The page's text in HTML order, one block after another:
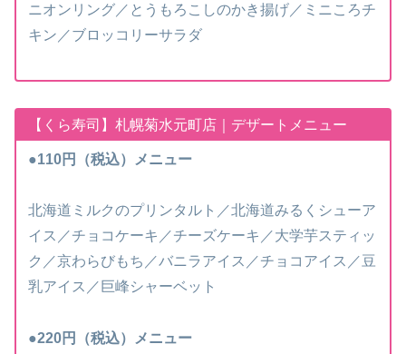
ニオンリング／とうもろこしのかき揚げ／ミニころチ
キン／ブロッコリーサラダ
【くら寿司】札幌菊水元町店｜デザートメニュー
●110円 （税込） メニュー
北海道ミルクのプリンタルト／北海道みるくシューア
イス／チョコケーキ／チーズケーキ／大学芋スティッ
ク／京わらびもち／バニラアイス／チョコアイス／豆
乳アイス／巨峰シャーベット
●220円 （税込） メニュー